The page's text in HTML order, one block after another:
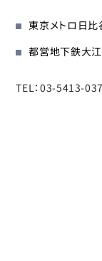
東京メトロ日比
都営地下鉄大
TEL：03-5413-